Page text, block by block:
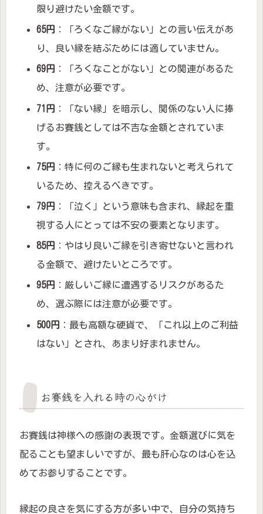
限り避けたい金額です。
65円
：「ろくなご縁がない」との言い伝えがあ
り、良い縁を結ぶためには適していません。
69円
：「ろくなことがない」との関連があるた
め、注意が必要です。
71円
：「ない縁」を暗示し、関係のない人に捧
げるお賽銭としては不吉な金額とされていま
す。
75円
：特に何のご縁も生まれないと考えられて
いるため、控えるべきです。
79円
：「泣く」という意味も含まれ、縁起を重
視する人にとっては不安の要素となります。
85円
：やはり良いご縁を引き寄せないと言われ
る金額で、避けたいところです。
95円
：厳しいご縁に遭遇するリスクがあるた
め、選ぶ際には注意が必要です。
500円 ：最も高額な硬貨で、「これ以上のご利益
はない」とされ、あまり好まれません。
お賽銭を入れる時の心がけ
お賽銭は神様への感謝の表現です。金額選びに気を
配ることも望ましいですが、最も肝心なのは心を込
めてお参りすることです。
縁起の良さを気にする方が多い中で、自分の気持ち